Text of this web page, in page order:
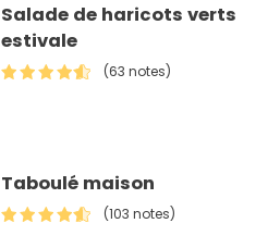
Salade de haricots verts
estivale
(63 notes)
Taboulé maison
(103 notes)